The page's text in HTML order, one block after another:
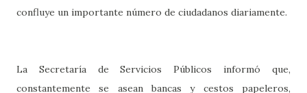
confluye un importante número de ciudadanos diariamente.
La Secretaría de Servicios Públicos informó que,
constantemente se asean bancas y cestos papeleros,